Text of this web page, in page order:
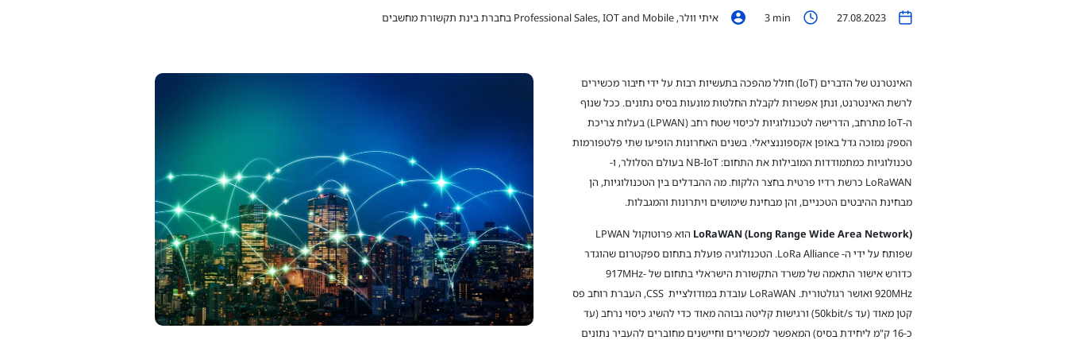
27.08.2023
3 min איתי וולר, Professional Sales, IOT and Mobile בחברת בינת תקשורת מחשבים
האינטרנט של הדברים (IoT) חולל מהפכה בתעשיות רבות על ידי חיבור מכשירים
לרשת האינטרנט, ונתן אפשרות לקבלת החלטות מונעות בסיס נתונים. ככל שנוף
ה-IoT מתרחב, הדרישה לטכנולוגיות לכיסוי שטח רחב (LPWAN) בעלות צריכת
הספק נמוכה גדל באופן אקספוננציאלי. בשנים האחרונות הופיעו שתי פלטפורמות
טכנולוגיות כמתמודדות המובילות את התחום: NB-IoT בעולם הסלולר, ו-
LoRaWAN כרשת רדיו פרטית בחצר הלקוח. מה ההבדלים בין הטכנולוגיות, הן
מבחינת ההיבטים הטכניים, והן מבחינת שימושים ויתרונות והמגבלות.
LoRaWAN (Long Range Wide Area Network)
הוא פרוטוקול LPWAN
שפותח על ידי ה- LoRa Alliance. הטכנולוגיה פועלת בתחום ספקטרום שהוגדר
כדורש אישור התאמה של משרד התקשורת הישראלי בתחום של 917MHz-
920MHz ואושר רגולטורית. LoRaWAN עובדת במודולציית CSS, העברת רוחב פס
קטן מאוד (עד 50kbit/s) ורגישות קליטה גבוהה מאוד כדי להשיג כיסוי נרחב (עד
כ-16 ק"מ ליחידת בסיס) המאפשר למכשירים וחיישנים מחוברים להעביר נתונים